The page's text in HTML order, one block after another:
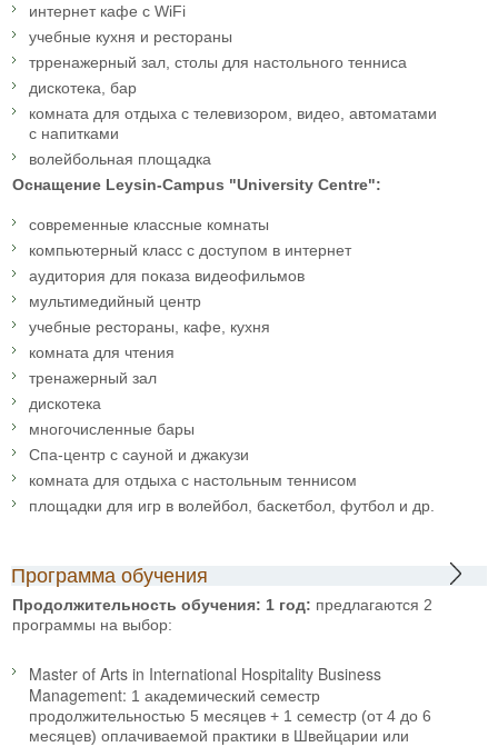
интернет кафе с WiFi
учебные кухня и рестораны
трренажерный зал, столы для настольного тенниса
дискотека, бар
комната для отдыха с телевизором, видео, автоматами
с напитками
волейбольная площадка
Оснащение Leysin-Campus "University Centre":
современные классные комнаты
компьютерный класс с доступом в интернет
аудитория для показа видеофильмов
мультимедийный центр
учебные рестораны, кафе, кухня
комната для чтения
тренажерный зал
дискотека
многочисленные бары
Спа-центр с сауной и джакузи
комната для отдыха с настольным теннисом
площадки для игр в волейбол, баскетбол, футбол и др.
Программа обучения
Продолжительность обучения: 1 год: предлагаются 2
программы на выбор:
Master of Arts in International Hospitality Business
Management: 1 академический семестр
продолжительностью 5 месяцев + 1 семестр (от 4 до 6
месяцев) оплачиваемой практики в Швейцарии или